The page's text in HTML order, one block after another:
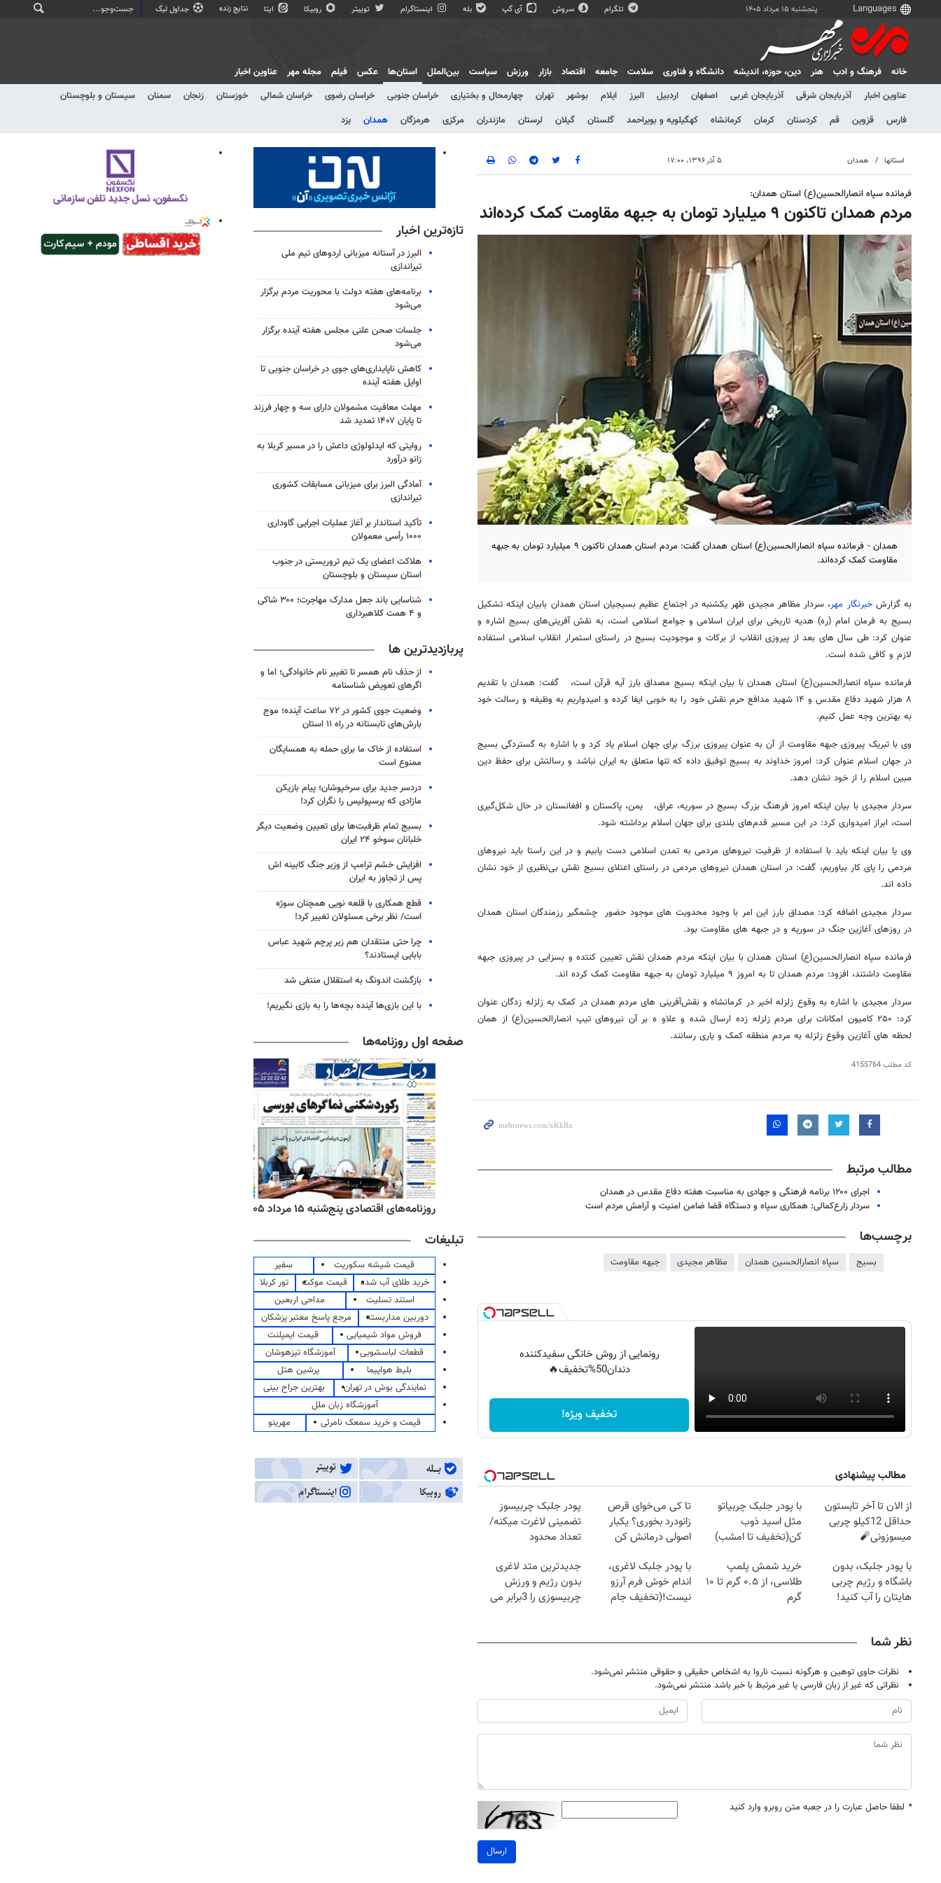
پنجشنبه ۱۵ مرداد ۱۴۰۵ تلگرام سروش آی گپ بله اینستاگرام توییتر روبیکا ایتا نتایج زنده جداول لیگ
خانه فرهنگ و ادب هنر دين، حوزه، انديشه دانشگاه و فناوری سلامت جامعه اقتصاد بازار ورزش سیاست بین‌الملل
استان‌ها
عناوین اخبار
آذربایجان شرقی آذربایجان غربی اصفهان اردبیل البرز ایلام بوشهر تهران چهارمحال و بختیاری خراسان جنوبی خراسان رضوی خراسان شمالی خوزستان زنجان سمنان
سیستان و بلوچستان
فارس
قزوین قم کردستان کرمان کرمانشاه کهگیلویه و بویراحمد گلستان گیلان لرستان مازندران مرکزی هرمزگان همدان یزد
عکس فیلم مجله مهر عناوین اخبار
استانها همدان ۵ آذر ۱۳۹۶، ۱۷:۰۰
فرمانده سپاه انصارالحسین(ع) استان همدان:
مردم همدان تاکنون ۹ میلیارد تومان به جبهه مقاومت کمک کرده‌اند
همدان - فرمانده سپاه انصارالحسین(ع) استان همدان گفت: مردم استان همدان تاکنون ۹ میلیارد تومان به جبهه
مقاومت کمک کرده‌اند.
به گزارشخبرنگار مهر، سردار مظاهر مجیدی ظهر یکشنبه در اجتماع عظیم بسیجیان استان همدان بابیان اینکه تشکیل
بسیج به فرمان امام (ره) هدیه تاریخی برای ایران اسلامی و جوامع اسلامی است، به نقش ‌آفرینی‌های بسیج اشاره و
عنوان کرد: طی سال های بعد از پیروزی انقلاب از برکات و موجودیت بسیج در راستای استمرار انقلاب اسلامی استفاده
لازم و کافی شده است.
فرمانده سپاه انصارالحسین(ع) استان همدان با بیان اینکه بسیج مصداق بارز آیه قرآن است، گفت: همدان با تقدیم
۸ هزار شهید دفاع مقدس و ۱۴ شهید مدافع حرم نقش خود را به خوبی ایفا کرده و امیدواریم به وظیفه و رسالت خود
به بهترین وجه عمل کنیم.
وی با تبریک پیروزی جبهه مقاومت از آن به عنوان پیروزی برزگ برای جهان اسلام یاد کرد و با اشاره به گستردگی بسیج
در جهان اسلام عنوان کرد: امروز خداوند به بسیج توفیق داده که تنها متعلق به ایران نباشد و رسالتش برای حفظ دین
مبین اسلام را از خود نشان دهد.
سردار مجیدی با بیان اینکه امروز فرهنگ بزرگ بسیج در سوریه، عراق، یمن، پاکستان و افغانستان در حال شکل‌گیری
است، ابراز امیدواری کرد: در این مسیر قدم‌های بلندی برای جهان اسلام برداشته شود.
وی یا بیان اینکه باید با استفاده از ظرفیت نیروهای مردمی به تمدن اسلامی دست یابیم و در این راستا باید نیروهای
مردمی را پای کار بیاوریم، گفت: در استان همدان نیروهای مردمی در راستای اعتلای بسیج نقش بی‌نظیری از خود نشان
داده اند.
سردار مجیدی اضافه کرد: مصداق بارز این امر با وجود محدویت های موجود حضور چشمگیر رزمندگان استان همدان
در روزهای آغازین جنگ در سوریه و در جبهه های مقاومت بود.
فرمانده سپاه انصارالحسین(ع) استان همدان با بیان اینکه مردم همدان نقش تعیین کنتده و بسزایی در پیروزی جبهه
مقاومت داشتند، افزود: مردم همدان تا به امروز ۹ میلیارد تومان به جبهه مقاومت کمک کرده اند.
سردار مجیدی با اشاره به وقوع زلزله اخیر در کرمانشاه و نقش‌آفرینی های مردم همدان در کمک به زلزله زدگان عنوان
کرد: ۲۵۰ کامیون امکانات برای مردم زلزله زده ارسال شده و علاو ه بر آن نیروهای تیپ انصارالحسین(ع) از همان
لحظه های آغازین وقوع زلزله به مردم منطقه کمک و یاری رسانند.
کد مطلب4155764
مطالب مرتبط
اجرای ۱۲۰۰ برنامه فرهنگی و جهادی به مناسبت هفته دفاع مقدس در همدان
سردار زارع‌کمالی: همکاری سپاه و دستگاه قضا ضامن امنیت و آرامش مردم است
برچسب‌ها
بسیج سپاه انصارالحسین همدان مظاهر مجیدی جبهه مقاومت
رونمایی از روش خانگی سفیدکننده
دندان50%تخفیف🔥
تخفیف ویژه!
مطالب پیشنهادی
از الان تا آخر تابستون
حداقل 12کیلو چربی
میسوزونی🧨
با پودر جلبک چربیاتو
مثل اسید ذوب
کن(تخفیف تا امشب)
تا کی می‌خوای قرص
زانودرد بخوری؟ یکبار
اصولی درمانش کن
پودر جلبک چربیسوز
تضمینی لاغرت میکنه/
تعداد محدود
با پودر جلبک، بدون
باشگاه و رژیم چربی
هایتان را آب کنید!
خرید شمش پلمپ
طلاسی، از ۰.۵ گرم تا ۱۰
گرم
با پودر جلبک لاغری،
اندام خوش فرم آرزو
نیست!(تخفیف جام
جدیدترین متد لاغری
بدون رژیم و ورزش
چربیسوزی را 3برابر می
نظر شما
نظرات حاوی توهین و هرگونه نسبت ناروا به اشخاص حقیقی و حقوقی منتشر نمی‌شود.
نظراتی که غیر از زبان فارسی یا غیر مرتبط با خبر باشد منتشر نمی‌شود.
* لطفا حاصل عبارت را در جعبه متن روبرو وارد کنید
ارسال
تازه‌ترین اخبار
البرز در آستانه میزبانی اردوهای تیم ملی
تیراندازی
برنامه‌های هفته دولت با محوریت مردم برگزار
می‌شود
جلسات صحن علنی مجلس هفته آینده برگزار
می‌شود
کاهش ناپایداری‌های جوی در خراسان جنوبی تا
اوایل هفته آینده
مهلت معافیت مشمولان دارای سه و چهار فرزند
تا پایان ۱۴۰۷ تمدید شد
روایتی که ایدئولوژی داعش را در مسیر کربلا به
زانو درآورد
آمادگی البرز برای میزبانی مسابقات کشوری
تیراندازی
تأکید استاندار بر آغاز عملیات اجرایی گاوداری
۱۰۰۰ رأسی معمولان
هلاکت اعضای یک تیم تروریستی در جنوب
استان سیستان و بلوچستان
شناسایی باند جعل مدارک مهاجرت؛ ۳۰۰ شاکی
و ۴ همت کلاهبرداری
پربازدیدترین ها
از حذف نام همسر تا تغییر نام خانوادگی؛ اما و
اگرهای تعویض شناسنامه
وضعیت جوی کشور در ۷۲ ساعت آینده؛ موج
بارش‌های تابستانه در راه ۱۱ استان
استفاده از خاک ما برای حمله به همسایگان
ممنوع است
دردسر جدید برای سرخپوشان؛ پیام بازیکن
مازادی که پرسپولیس را نگران کرد!
بسیج تمام ظرفیت‌ها برای تعیین وضعیت دیگر
خلبانان سوخو ۲۴ ایران
افزایش خشم ترامپ از وزیر جنگ کابینه اش
پس از تجاوز به ایران
قطع همکاری با قلعه نویی همچنان سوژه
است/ نظر برخی مسئولان تغییر کرد!
چرا حتی منتقدان هم زیر پرچم شهید عباس
بابایی ایستادند؟
بازگشت اندونگ به استقلال منتفی شد
با این بازی‌ها آینده بچه‌ها را به بازی نگیریم!
صفحه اول روزنامه‌ها
روزنامه‌های اقتصادی چهارشنبه ۱۴ مرداد ۱۴۰۵ روزنامه‌های ورزشی پنج‌شنبه ۱۵ مرداد ۱۴۰۵ روزنامه‌های اقتصادی پنج‌شنبه ۱۵ مرداد ۱۴۰۵
تبلیغات
قیمت شیشه سکوریت
سفیر
خرید طلای آب شده
قیمت موکت
تور کربلا
استند تسلیت
مداحی اربعین
دوربین مداربسته
مرجع پاسخ معتبر پزشکان
فروش مواد شیمیایی
قیمت ایمپلنت
قطعات لباسشویی
آموزشگاه تیزهوشان
بلیط هواپیما
پرشین هتل
نمایندگی بوش در تهران
بهترین جراح بینی
آموزشگاه زبان ملل
قیمت و خرید سمعک نامرئی
مهرینو